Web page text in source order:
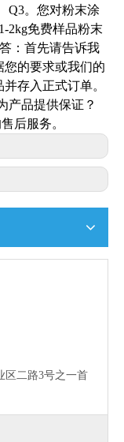
Q3。您对粉末涂
2kg免费样品粉末
：首先请告诉我
的要求或我们的
存入正式订单。
产品提供保证？
后服务。
区二路3号之一首